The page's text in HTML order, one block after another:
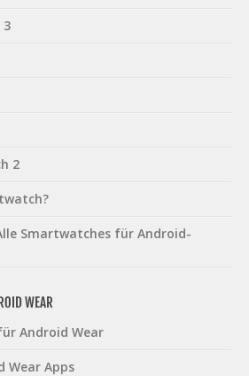
3
2
Smartwatches für Android-
WEAR
Android Wear
Wear Apps